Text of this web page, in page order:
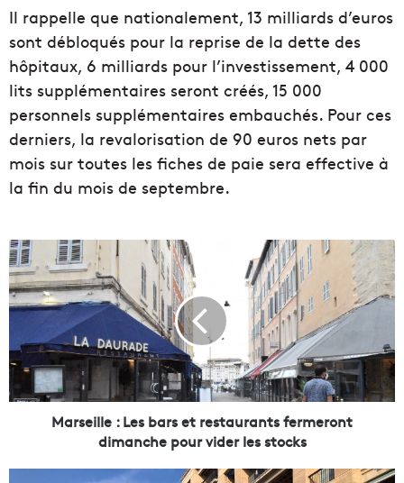
Il rappelle que nationalement, 13 milliards d’euros
sont débloqués pour la reprise de la dette des
hôpitaux, 6 milliards pour l’investissement, 4 000
lits supplémentaires seront créés, 15 000
personnels supplémentaires embauchés. Pour ces
derniers, la revalorisation de 90 euros nets par
mois sur toutes les fiches de paie sera effective à
la fin du mois de septembre.
M
a
r
s
l
l
e
Marseille : Les bars et restaurants fermeront
dimanche pour vider les stocks